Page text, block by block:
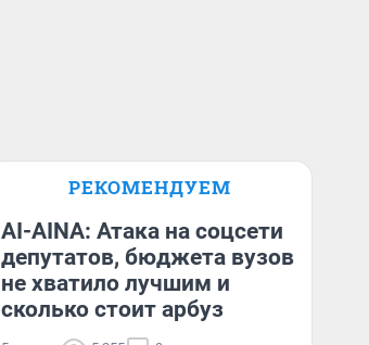
РЕКОМЕНДУЕМ
AI-AINA: Атака на соцсети
депутатов, бюджета вузов
не хватило лучшим и
сколько стоит арбуз